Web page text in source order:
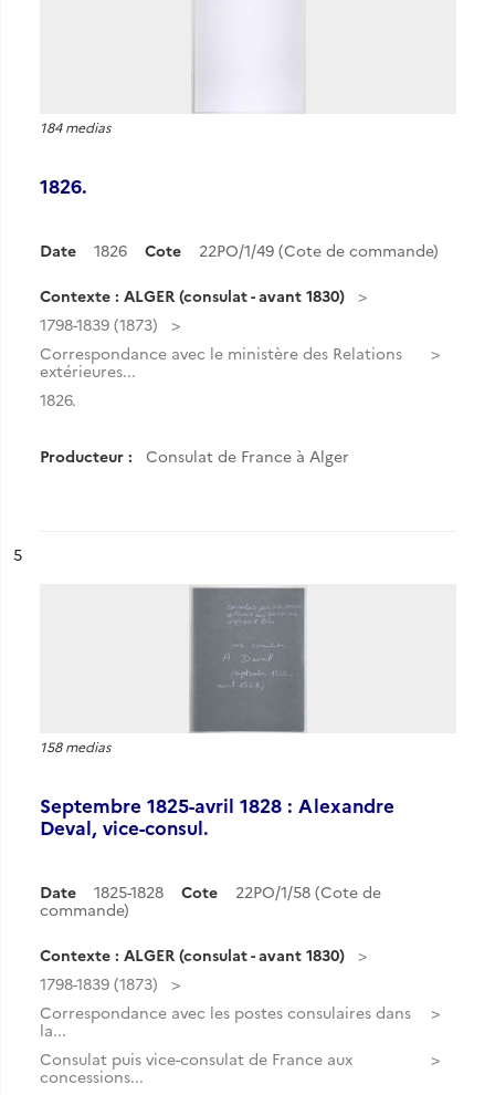
184 medias
1826.
Date 1826 Cote 22PO/1/49 (Cote de commande)
Contexte : ALGER (consulat - avant 1830)
1798-1839 (1873)
Correspondance avec le ministère des Relations
extérieures...
1826.
Producteur : Consulat de France à Alger
n°
5
158 medias
Septembre 1825-avril 1828 : Alexandre
Deval, vice-consul.
Date 1825-1828 Cote
22PO/1/58 (Cote de
commande)
Contexte : ALGER (consulat - avant 1830)
1798-1839 (1873)
Correspondance avec les postes consulaires dans
la...
Consulat puis vice-consulat de France aux
concessions...